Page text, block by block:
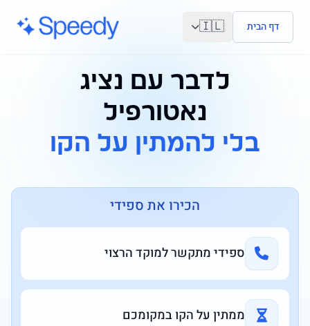
דלג לתוכן הראשי
דף הבית 🇮🇱
לדבר עם נציג
נאטורפיל
בלי להמתין על הקו
הכירו את ספידי
ספידי מתקשר למוקד הרצוי
ממתין על הקו במקומכם